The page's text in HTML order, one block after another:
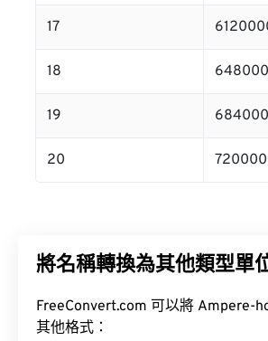
17
18
19
20
將名稱轉換為其他類型單
FreeConvert.com 可以將 Ampere-
其他格式：